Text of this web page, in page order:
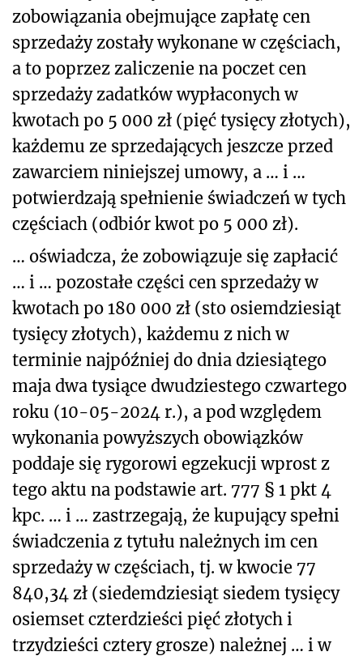
zobowiązania obejmujące zapłatę cen
sprzedaży zostały wykonane w częściach,
a to poprzez zaliczenie na poczet cen
sprzedaży zadatków wypłaconych w
kwotach po 5 000 zł (pięć tysięcy złotych),
każdemu ze sprzedających jeszcze przed
zawarciem niniejszej umowy, a … i …
potwierdzają spełnienie świadczeń w tych
częściach (odbiór kwot po 5 000 zł).
… oświadcza, że zobowiązuje się zapłacić
… i … pozostałe części cen sprzedaży w
kwotach po 180 000 zł (sto osiemdziesiąt
tysięcy złotych), każdemu z nich w
terminie najpóźniej do dnia dziesiątego
maja dwa tysiące dwudziestego czwartego
roku (10-05-2024 r.), a pod względem
wykonania powyższych obowiązków
poddaje się rygorowi egzekucji wprost z
tego aktu na podstawie art. 777 § 1 pkt 4
kpc. … i … zastrzegają, że kupujący spełni
świadczenia z tytułu należnych im cen
sprzedaży w częściach, tj. w kwocie 77
840,34 zł (siedemdziesiąt siedem tysięcy
osiemset czterdzieści pięć złotych i
trzydzieści cztery grosze) należnej … i w